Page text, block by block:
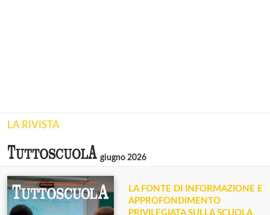
LA RIVISTA
giugno 2026
LA FONTE DI INFORMAZIONE E
APPROFONDIMENTO
PRIVILEGIATA SULLA SCUOLA.